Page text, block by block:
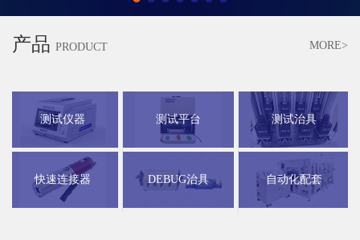
产品 PRODUCT MORE>
测试仪器 测试平台 测试治具
快速连接器 DEBUG治具 自动化配套